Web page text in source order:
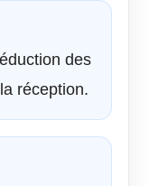
des
réception.